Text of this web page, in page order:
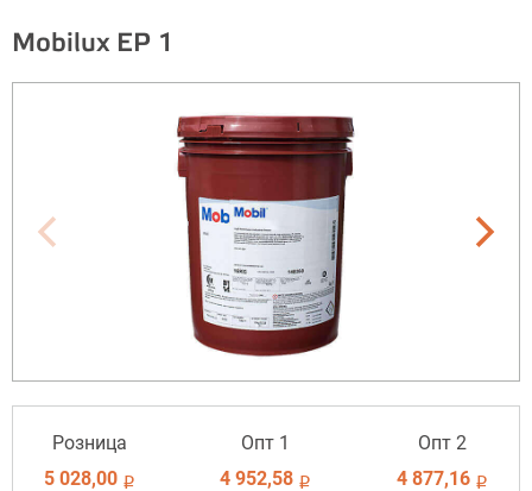
Mobilux EP 1
Розница
5 028,00 i
Опт 1
4 952,58 i
Опт 2
4 877,16 i